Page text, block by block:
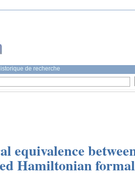
de recherche
equivalence
Hamiltonian